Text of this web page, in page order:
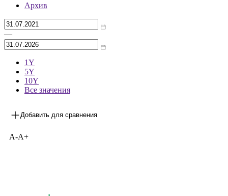
Архив
—
1Y
5Y
10Y
Все значения
Добавить для сравнения